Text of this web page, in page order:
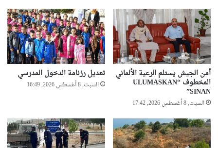
أمن الجيش يستلم الرعية الألماني
المخطوف “ULUMASKAN
SINAN”
السبت, 8 أغسطس 2026, 17:42
تعديل رزنامة الدخول المدرسي
السبت, 8 أغسطس 2026, 16:49